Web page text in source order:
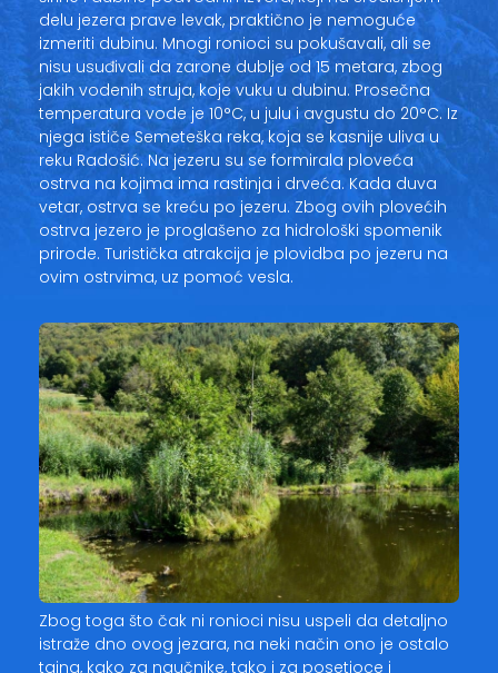
delu jezera prave levak, praktično je nemoguće
izmeriti dubinu. Mnogi ronioci su pokušavali, ali se
nisu usuđivali da zarone dublje od 15 metara, zbog
jakih vodenih struja, koje vuku u dubinu. Prosečna
temperatura vode je 10°C, u julu i avgustu do 20°C. Iz
njega ističe Semeteška reka, koja se kasnije uliva u
reku Radošić. Na jezeru su se formirala ploveća
ostrva na kojima ima rastinja i drveća. Kada duva
vetar, ostrva se kreću po jezeru. Zbog ovih plovećih
ostrva jezero je proglašeno za hidrološki spomenik
prirode. Turistička atrakcija je plovidba po jezeru na
ovim ostrvima, uz pomoć vesla.
Zbog toga što čak ni ronioci nisu uspeli da detaljno
istraže dno ovog jezara, na neki način ono je ostalo
tajna, kako za naučnike, tako i za posetioce i